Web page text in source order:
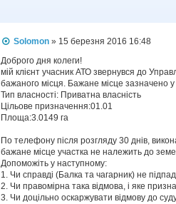
П
в
і
д
о
м
л
е
н
я
Solomon » 15 березня 2016 16:48
Доброго дня колеги!
мій клієнт учасник АТО звернувся до
бажаного місця. Бажане місце зазначено
Тип власності: Приватна власність
Цільове призначення:01.01
Площа:3.0149 га
По телефону після розгляду 30 днів,
бажане місце участка не належить до
Допоможіть у наступному:
1. Чи справді (Балка та чагарник) не
2. Чи правомірна така відмова, і яке
3. Чи доцільно оскаржувати відмову до